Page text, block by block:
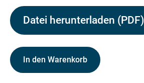
Datei herunterladen (PDF)
In den Warenkorb